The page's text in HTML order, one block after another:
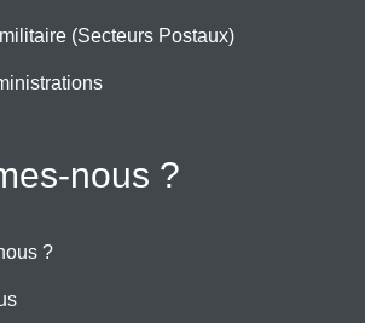
(Secteurs Postaux)
nous ?
?